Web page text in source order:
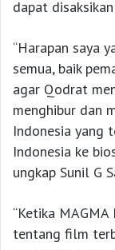
dapat
“Harapan saya
semua, baik
agar Qodrat
menghibur dan
Indonesia yang
Indonesia ke
ungkap Sunil G
“Ketika
tentang film